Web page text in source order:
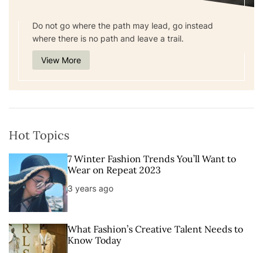
Do not go where the path may lead, go instead
where there is no path and leave a trail.
View More
Hot Topics
7 Winter Fashion Trends You’ll Want to
Wear on Repeat 2023
3 years ago
What Fashion’s Creative Talent Needs to
Know Today